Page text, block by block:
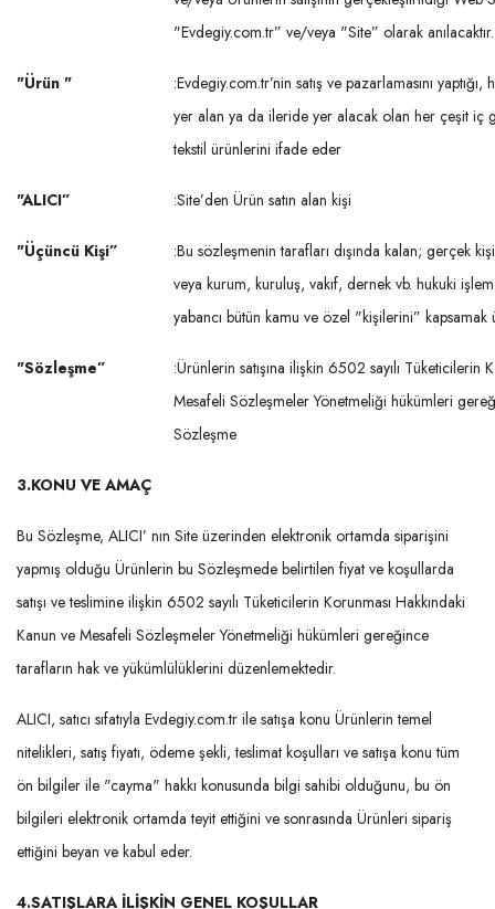
"Evdegiy.com.tr” ve/veya "Site” olarak anılacaktır.
"Ürün "
:Evdegiy.com.tr’nin satış ve pazarlamasını
yer alan ya da ileride yer alacak olan her çeşit iç
tekstil ürünlerini ifade eder
"ALICI” :Site’den Ürün satın alan kişi
"Üçüncü Kişi”
:Bu sözleşmenin tarafları dışında kalan; gerçek
veya kurum, kuruluş, vakıf, dernek vb. hukuki
yabancı bütün kamu ve özel "kişilerini” kapsamak
"Sözleşme”
:Ürünlerin satışına ilişkin 6502 sayılı Tüketicilerin
Mesafeli Sözleşmeler Yönetmeliği hükümleri
Sözleşme
3.KONU VE AMAÇ
Bu Sözleşme, ALICI’ nın Site üzerinden elektronik ortamda siparişini
yapmış olduğu Ürünlerin bu Sözleşmede belirtilen fiyat ve koşullarda
satışı ve teslimine ilişkin 6502 sayılı Tüketicilerin Korunması Hakkındaki
Kanun ve Mesafeli Sözleşmeler Yönetmeliği hükümleri gereğince
tarafların hak ve yükümlülüklerini düzenlemektedir.
ALICI, satıcı sıfatıyla Evdegiy.com.tr ile satışa konu Ürünlerin temel
nitelikleri, satış fiyatı, ödeme şekli, teslimat koşulları ve satışa konu tüm
ön bilgiler ile "cayma" hakkı konusunda bilgi sahibi olduğunu, bu ön
bilgileri elektronik ortamda teyit ettiğini ve sonrasında Ürünleri sipariş
ettiğini beyan ve kabul eder.
4.SATIŞLARA İLİŞKİN GENEL KOŞULLAR